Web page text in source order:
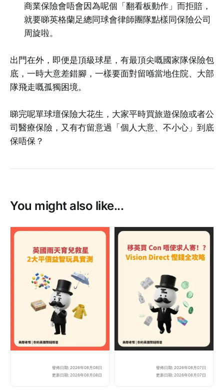
商業保險會唔會因為呢個「翻看板動作」而拒賠，
就要睇英格蘭足總同球會律師團隊點樣同保險公司
周旋啦。
出門在外，即便是頂級球星，有最頂尖嘅國家隊保險包
底，一時大意差錯腳，一樣要面對留喺當地住院、大部
隊飛走嘅孤獨困境。
睇完呢單球壇保險大花生，大家平時買旅遊保險或者公
司醫療保險，又有冇留意過「個人大意、不小心」到底
保唔保？
You might also like...
英國雨天放電難？2
發佈日期: 2026年08月08日
更新日期: 2026年08月08日
發佈日期: 2026年08月07日
更新日期: 2026年08月07日